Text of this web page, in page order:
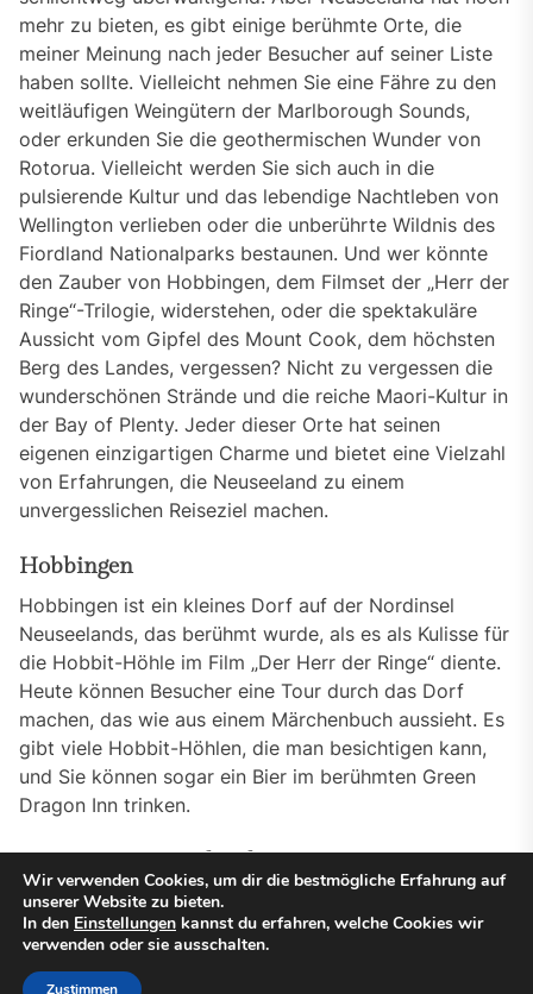
mehr zu bieten, es gibt einige berühmte Orte, die
meiner Meinung nach jeder Besucher auf seiner Liste
haben sollte. Vielleicht nehmen Sie eine Fähre zu den
weitläufigen Weingütern der Marlborough Sounds,
oder erkunden Sie die geothermischen Wunder von
Rotorua. Vielleicht werden Sie sich auch in die
pulsierende Kultur und das lebendige Nachtleben von
Wellington verlieben oder die unberührte Wildnis des
Fiordland Nationalparks bestaunen. Und wer könnte
den Zauber von Hobbingen, dem Filmset der „Herr der
Ringe“-Trilogie, widerstehen, oder die spektakuläre
Aussicht vom Gipfel des Mount Cook, dem höchsten
Berg des Landes, vergessen? Nicht zu vergessen die
wunderschönen Strände und die reiche Maori-Kultur in
der Bay of Plenty. Jeder dieser Orte hat seinen
eigenen einzigartigen Charme und bietet eine Vielzahl
von Erfahrungen, die Neuseeland zu einem
unvergesslichen Reiseziel machen.
Hobbingen
Hobbingen ist ein kleines Dorf auf der Nordinsel
Neuseelands, das berühmt wurde, als es als Kulisse für
die Hobbit-Höhle im Film „Der Herr der Ringe“ diente.
Heute können Besucher eine Tour durch das Dorf
machen, das wie aus einem Märchenbuch aussieht. Es
gibt viele Hobbit-Höhlen, die man besichtigen kann,
und Sie können sogar ein Bier im berühmten Green
Dragon Inn trinken.
Tongariro Nationalpark – am einsamen Berg
Erebor
Der Tongariro Nationalpark auf der Nordinsel
Neuseelands ist ein UNESCO-Weltkulturerbe und
beherbergt den berühmten „einsamen Berg Erebor“
Wir verwenden Cookies, um dir die bestmögliche Erfahrung auf
unserer Website zu bieten.
In den Einstellungen kannst du erfahren, welche Cookies wir
verwenden oder sie ausschalten.
Zustimmen